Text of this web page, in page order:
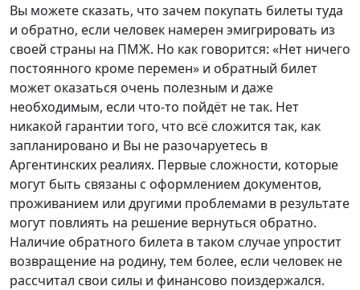
Вы можете сказать, что зачем покупать билеты туда
и обратно, если человек намерен эмигрировать из
своей страны на ПМЖ. Но как говорится: «Нет ничего
постоянного кроме перемен» и обратный билет
может оказаться очень полезным и даже
необходимым, если что-то пойдёт не так. Нет
никакой гарантии того, что всё сложится так, как
запланировано и Вы не разочаруетесь в
Аргентинских реалиях. Первые сложности, которые
могут быть связаны с оформлением документов,
проживанием или другими проблемами в результате
могут повлиять на решение вернуться обратно.
Наличие обратного билета в таком случае упростит
возвращение на родину, тем более, если человек не
рассчитал свои силы и финансово поиздержался.